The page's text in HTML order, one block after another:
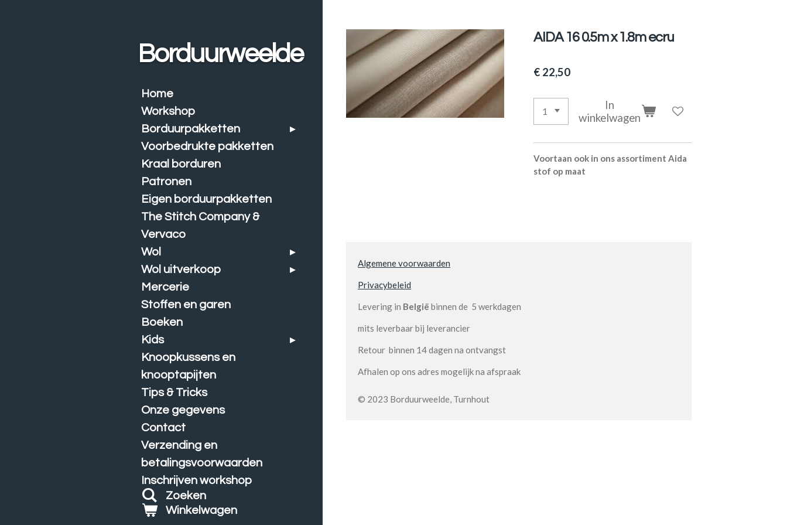
AIDA 16 0.5m x 1.8m ecru
€ 22,50
In
winkelwagen
Voortaan ook in ons assortiment Aida
stof op maat
Algemene voorwaarden
Privacybeleid
Levering in België binnen de 5 werkdagen
mits leverbaar bij leverancier
Retour binnen 14 dagen na ontvangst
Afhalen op ons adres mogelijk na afspraak
© 2023 Borduurweelde, Turnhout
Borduurweelde
Home
Workshop
Borduurpakketten
Voorbedrukte pakketten
Kraal borduren
Patronen
Eigen borduurpakketten
The Stitch Company &
Vervaco
Wol
Wol uitverkoop
Mercerie
Stoffen en garen
Boeken
Kids
Knoopkussens en
knooptapijten
Tips & Tricks
Onze gegevens
Contact
Verzending en
betalingsvoorwaarden
Inschrijven workshop
Zoeken
Winkelwagen